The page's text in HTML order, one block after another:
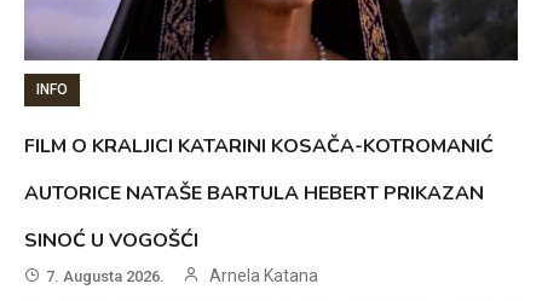
INFO
FILM O KRALJICI KATARINI KOSAČA-KOTROMANIĆ
AUTORICE NATAŠE BARTULA HEBERT PRIKAZAN
SINOĆ U VOGOŠĆI
7. Augusta 2026. Arnela Katana